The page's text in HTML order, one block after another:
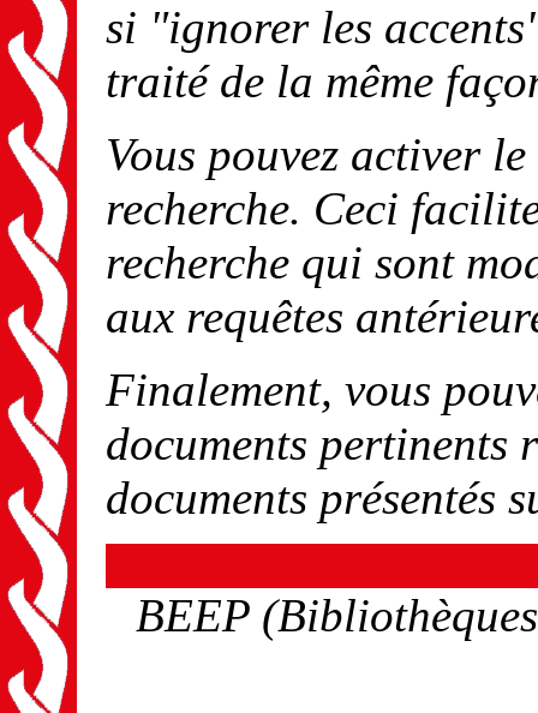
si "ignorer les
traité de la même
Vous pouvez activer
recherche. Ceci
recherche qui sont
aux requêtes
Finalement, vous
documents pertinents
documents présentés
BEEP